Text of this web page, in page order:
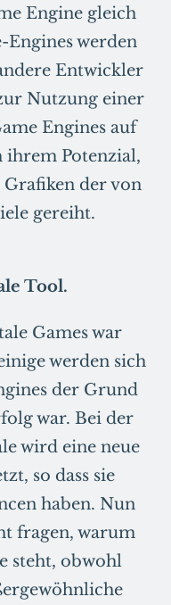
Engine gleich
Engines werden
Entwickler
Nutzung einer
Engines auf
ihrem Potenzial,
der von
gereiht.
Tool.
Games war
werden sich
der Grund
war. Bei der
wird eine neue
so dass sie
haben. Nun
fragen, warum
steht, obwohl